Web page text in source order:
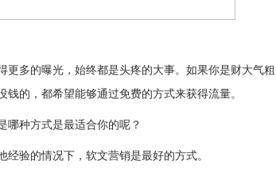
多的曝光，始终都是头疼的大事。如果你是财大气粗
的，都希望能够通过免费的方式来获得流量。
哪种方式是最适合你的呢？
验的情况下，软文营销是最好的方式。